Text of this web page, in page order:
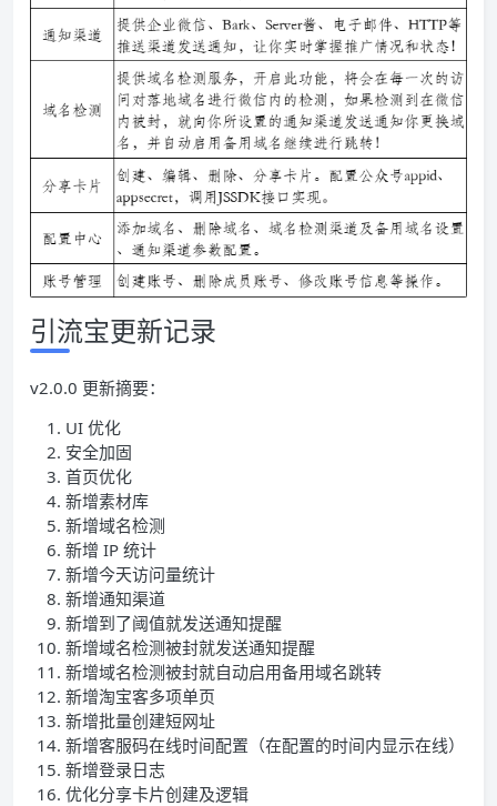
引流宝更新记录
v2.0.0 更新摘要：
UI 优化
安全加固
首页优化
新增素材库
新增域名检测
新增 IP 统计
新增今天访问量统计
新增通知渠道
新增到了阈值就发送通知提醒
新增域名检测被封就发送通知提醒
新增域名检测被封就自动启用备用域名跳转
新增淘宝客多项单页
新增批量创建短网址
新增客服码在线时间配置（在配置的时间内显示在线）
新增登录日志
优化分享卡片创建及逻辑